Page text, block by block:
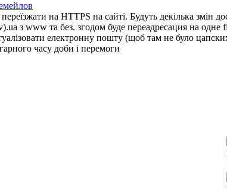
на HTTPS на сайті. Будуть декілька змін
з www та без. згодом буде переадресация на одне
електронну пошту (щоб там не було
часу доби і перемоги